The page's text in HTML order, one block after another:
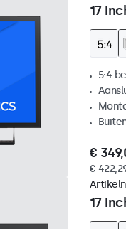
17
5:4
€
€
17